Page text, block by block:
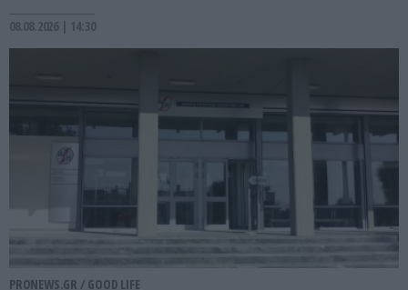
08.08.2026 | 14:30
PRONEWS.GR / GOOD LIFE